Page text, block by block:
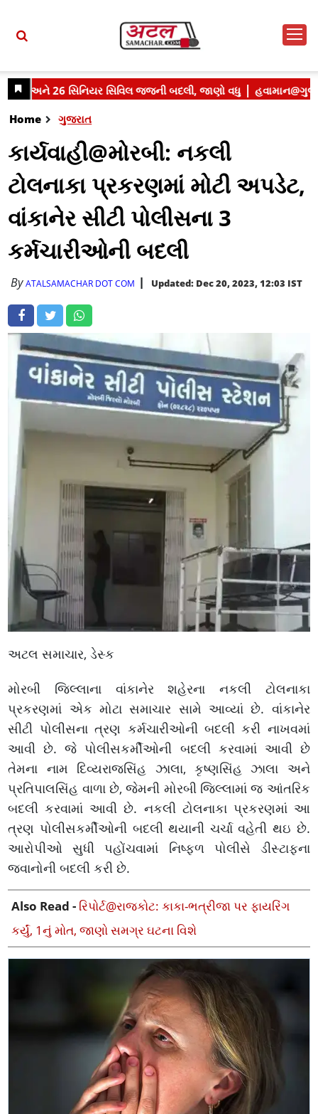
Home ગુજરાત
કાર્યવાહી@મોરબી: નકલી
ટોલનાકા પ્રકરણમાં મોટી અપડેટ,
વાંકાનેર સીટી પોલીસના 3
કર્મચારીઓની બદલી
ByATALSAMACHAR DOT COM Updated: Dec 20, 2023, 12:03 IST
અટલ સમાચાર, ડેસ્ક
મોરબી જિલ્લાના વાંકાનેર શહેરના નકલી ટોલનાકા
પ્રકરણમાં એક મોટા સમાચાર સામે આવ્યાં છે. વાંકાનેર
સીટી પોલીસના ત્રણ કર્મચારીઓની બદલી કરી નાખવમાં
આવી છે. જે પોલીસકર્મીઓની બદલી કરવામાં આવી છે
તેમના નામ દિવ્યરાજસિંહ ઝાલા, કૃષ્ણસિંહ ઝાલા અને
પ્રતિપાલસિંહ વાળા છે, જેમની મોરબી જિલ્લામાં જ આંતરિક
બદલી કરવામાં આવી છે. નકલી ટોલનાકા પ્રકરણમાં આ
ત્રણ પોલીસકર્મીઓની બદલી થયાની ચર્ચા વહેતી થઇ છે.
આરોપીઓ સુધી પહોંચવામાં નિષ્ફળ પોલીસે ડીસ્ટાફના
જવાનોની બદલી કરી છે.
Also Read - રિપોર્ટ@રાજકોટ: કાકા-ભત્રીજા પર ફાયરિંગ
કર્યું, 1નું મોત, જાણો સમગ્ર ઘટના વિશે